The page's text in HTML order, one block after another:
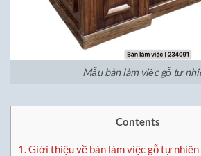
Mẫu bàn làm việc gỗ tự
Contents
1. Giới thiệu về bàn làm việc gỗ tự nhiên